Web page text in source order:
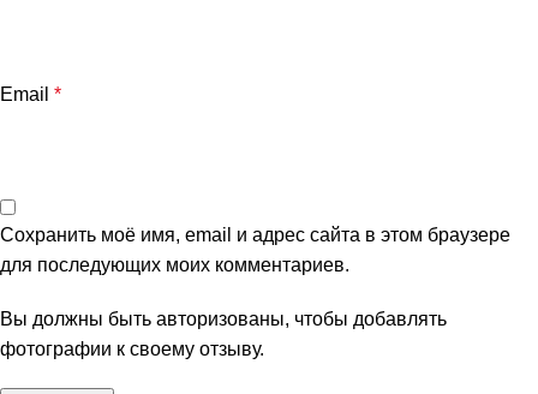
Email *
Сохранить моё имя, email и адрес сайта в этом браузере
для последующих моих комментариев.
Вы должны быть авторизованы, чтобы добавлять
фотографии к своему отзыву.